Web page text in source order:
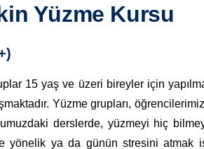
Yüzme Kursu
15 yaş ve üzeri bireyler için
Yüzme grupları,
derslerde, yüzmeyi hiç
yönelik ya da günün stresini atmak